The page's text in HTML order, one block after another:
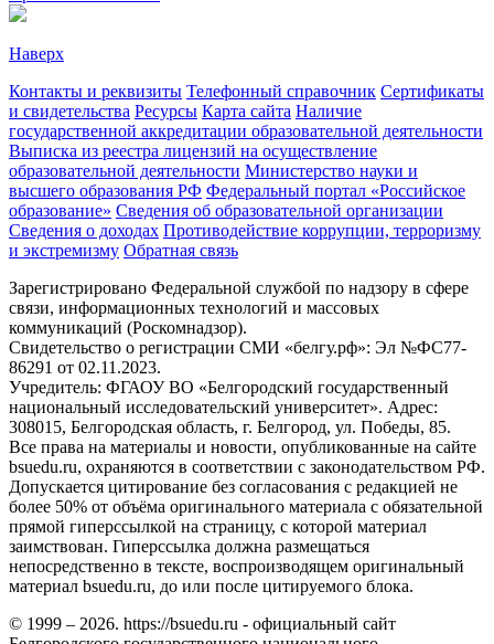
Наверх
Контакты и реквизиты Телефонный справочник Сертификаты
и свидетельства Ресурсы Карта сайта Наличие
государственной аккредитации образовательной деятельности
Выписка из реестра лицензий на осуществление
образовательной деятельности Министерствo науки и
высшего образования РФ Федеральный портал «Российское
образование» Сведения об образовательной организации
Сведения о доходах Противодействие коррупции, терроризму
и экстремизму Обратная связь
Зарегистрировано Федеральной службой по надзору в сфере
связи, информационных технологий и массовых
коммуникаций (Роскомнадзор).
Свидетельство о регистрации СМИ «белгу.рф»: Эл №ФС77-
86291 от 02.11.2023.
Учредитель: ФГАОУ ВО «Белгородский государственный
национальный исследовательский университет». Адрес:
308015, Белгородская область, г. Белгород, ул. Победы, 85.
Все права на материалы и новости, опубликованные на сайте
bsuedu.ru, охраняются в соответствии с законодательством РФ.
Допускается цитирование без согласования с редакцией не
более 50% от объёма оригинального материала с обязательной
прямой гиперссылкой на страницу, с которой материал
заимствован. Гиперссылка должна размещаться
непосредственно в тексте, воспроизводящем оригинальный
материал bsuedu.ru, до или после цитируемого блока.
© 1999 – 2026. https://bsuedu.ru - официальный сайт